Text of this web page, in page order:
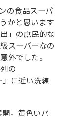
の食品スーパ
かと思います
」の庶民的な
スーパーなの
外でした。
の
」に近い洗練
。黄色いパ